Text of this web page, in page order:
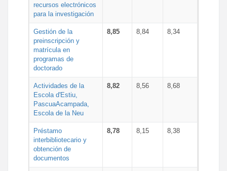
recursos electrónicos
para la investigación
Gestión de la
preinscripción y
matrícula en
programas de
doctorado
8,85 8,84 8,34
Actividades de la
Escola d'Estiu,
PascuaAcampada,
Escola de la Neu
8,82 8,56 8,68
Préstamo
interbibliotecario y
obtención de
documentos
8,78 8,15 8,38